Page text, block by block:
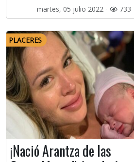
martes, 05 julio 2022 - 733
PLACERES
¡Nació Arantza de las